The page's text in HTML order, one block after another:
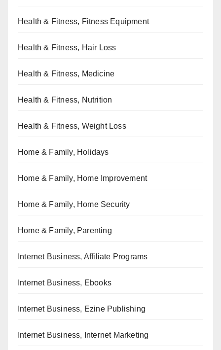
Health & Fitness, Fitness Equipment
Health & Fitness, Hair Loss
Health & Fitness, Medicine
Health & Fitness, Nutrition
Health & Fitness, Weight Loss
Home & Family, Holidays
Home & Family, Home Improvement
Home & Family, Home Security
Home & Family, Parenting
Internet Business, Affiliate Programs
Internet Business, Ebooks
Internet Business, Ezine Publishing
Internet Business, Internet Marketing